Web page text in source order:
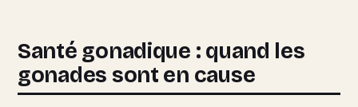
Santé gonadique : quand les
gonades sont en cause